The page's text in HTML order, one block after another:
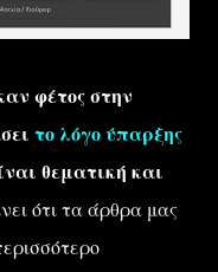
φέτος στην
το λόγο ύπαρξης
θεματική και
ότι τα άρθρα μας